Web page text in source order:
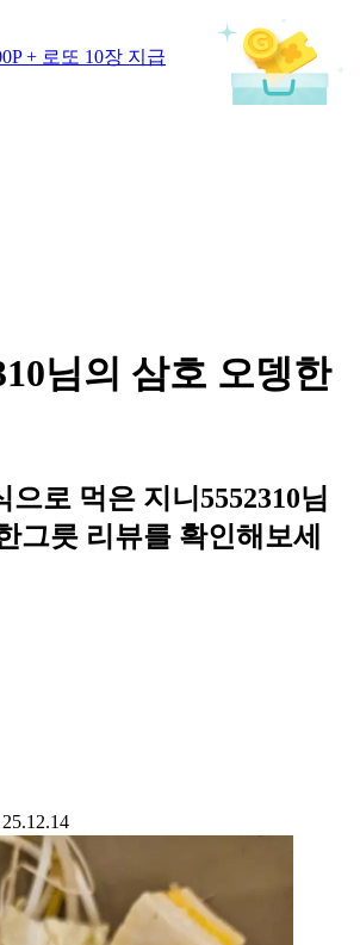
+ 로또 10장 지급
님의 삼호 오뎅한
으로 먹은 지니5552310님
그릇 리뷰를 확인해보세